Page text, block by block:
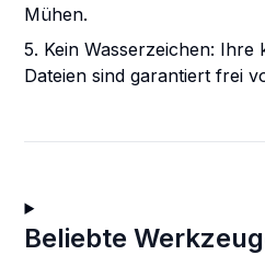
Mühen.
5. Kein Wasserzeichen:
Dateien sind garantiert frei
Beliebte